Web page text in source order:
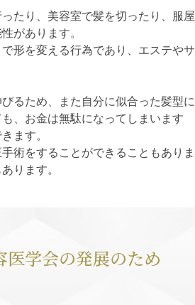
たり、美容室で髪を切ったり、服屋
があります。
形を変える行為であり、エステやサ
るため、また自分に似合った髪型に
、お金は無駄になってしまいます
ます。
術をすることができることもありま
ります。
医学会の発展のため